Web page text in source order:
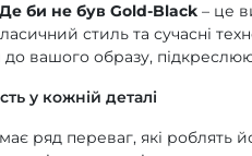
би не був Gold-Black – це
стиль та сучасні
вашого образу,
у кожній деталі
має ряд переваг, які роблять